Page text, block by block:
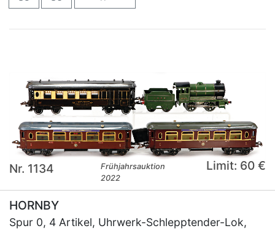
Nr. 1134
Frühjahrsauktion
2022
Limit: 60 €
HORNBY
Spur 0, 4 Artikel, Uhrwerk-Schlepptender-Lok,